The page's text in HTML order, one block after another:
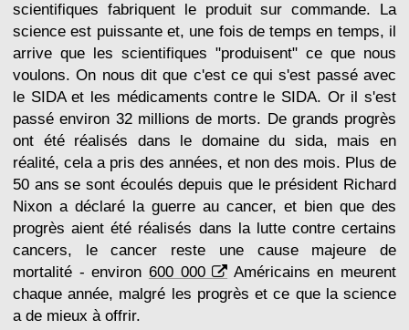
scientifiques fabriquent le produit sur commande. La
science est puissante et, une fois de temps en temps, il
arrive que les scientifiques "produisent" ce que nous
voulons. On nous dit que c'est ce qui s'est passé avec
le SIDA et les médicaments contre le SIDA. Or il s'est
passé environ 32 millions de morts. De grands progrès
ont été réalisés dans le domaine du sida, mais en
réalité, cela a pris des années, et non des mois. Plus de
50 ans se sont écoulés depuis que le président Richard
Nixon a déclaré la guerre au cancer, et bien que des
progrès aient été réalisés dans la lutte contre certains
cancers, le cancer reste une cause majeure de
mortalité - environ 600 000
Américains en meurent
chaque année, malgré les progrès et ce que la science
a de mieux à offrir.